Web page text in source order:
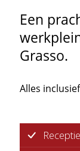
Een
Grasso.
Alles
Receptie